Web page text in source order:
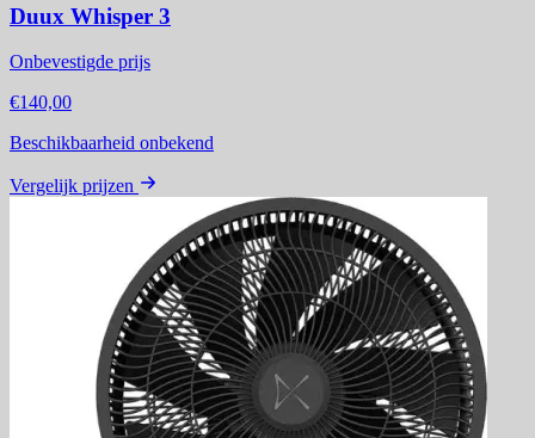
Duux Whisper 3
Onbevestigde prijs
€140,00
Beschikbaarheid onbekend
Vergelijk prijzen